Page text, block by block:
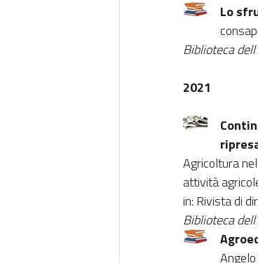
Lo
Biblioteca
2021
Agricoltura
attività
in: Rivista di
Biblioteca